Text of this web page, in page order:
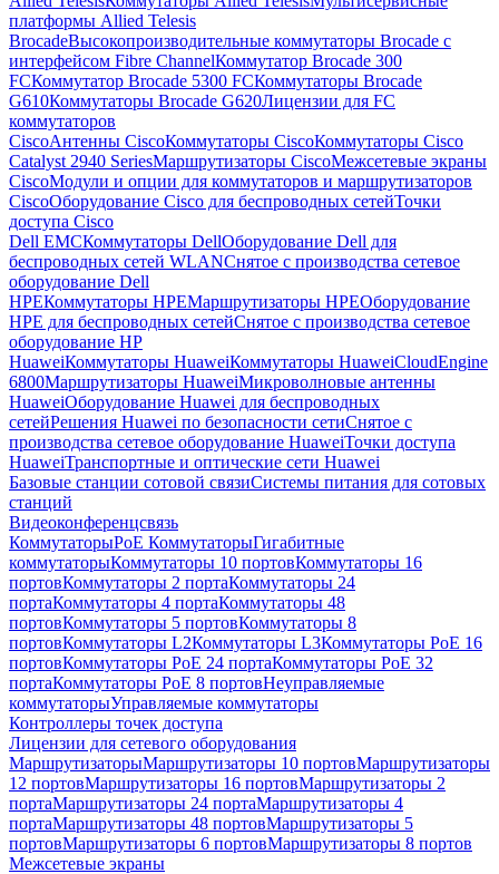
платформы Allied Telesis
BrocadeВысокопроизводительные коммутаторы Brocade с
интерфейсом Fibre ChannelКоммутатор Brocade 300
FCКоммутатор Brocade 5300 FCКоммутаторы Brocade
G610Коммутаторы Brocade G620Лицензии для FC
коммутаторов
CiscoАнтенны CiscoКоммутаторы CiscoКоммутаторы Cisco
Catalyst 2940 SeriesМаршрутизаторы CiscoМежсетевые экраны
CiscoМодули и опции для коммутаторов и маршрутизаторов
CiscoОборудование Cisco для беспроводных сетейТочки
доступа Cisco
Dell EMCКоммутаторы DellОборудование Dell для
беспроводных сетей WLANСнятое с производства сетевое
оборудование Dell
HPEКоммутаторы HPEМаршрутизаторы HPEОборудование
HPE для беспроводных сетейСнятое с производства сетевое
оборудование HP
HuaweiКоммутаторы HuaweiКоммутаторы HuaweiCloudEngine
6800Маршрутизаторы HuaweiМикроволновые антенны
HuaweiОборудование Huawei для беспроводных
сетейРешения Huawei по безопасности сетиСнятое с
производства сетевое оборудование HuaweiТочки доступа
HuaweiТранспортные и оптические сети Huawei
Базовые станции сотовой связиСистемы питания для сотовых
станций
Видеоконференцсвязь
КоммутаторыPoE КоммутаторыГигабитные
коммутаторыКоммутаторы 10 портовКоммутаторы 16
портовКоммутаторы 2 портаКоммутаторы 24
портаКоммутаторы 4 портаКоммутаторы 48
портовКоммутаторы 5 портовКоммутаторы 8
портовКоммутаторы L2Коммутаторы L3Коммутаторы PoE 16
портовКоммутаторы PoE 24 портаКоммутаторы PoE 32
портаКоммутаторы PoE 8 портовНеуправляемые
коммутаторыУправляемые коммутаторы
Контроллеры точек доступа
Лицензии для сетевого оборудования
МаршрутизаторыМаршрутизаторы 10 портовМаршрутизаторы
12 портовМаршрутизаторы 16 портовМаршрутизаторы 2
портаМаршрутизаторы 24 портаМаршрутизаторы 4
портаМаршрутизаторы 48 портовМаршрутизаторы 5
портовМаршрутизаторы 6 портовМаршрутизаторы 8 портов
Межсетевые экраны